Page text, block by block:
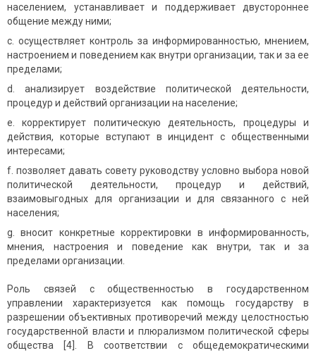
населением, устанавливает и поддерживает двустороннее
общение между ними;
осуществляет контроль за информированностью, мнением,
настроением и поведением как внутри организации, так и за ее
пределами;
aнализирует воздействие политической деятельности,
процедур и действий организации на население;
корректирует политическую деятельность, процедуры и
действия, которые вступают в инцидент с общественными
интересами;
позволяет давать совету руководству условно выбора новой
политической деятельности, процедур и действий,
взаимовыгодных для организации и для связанного с ней
населения;
вносит конкретные корректировки в информированность,
мнения, настроения и поведение как внутри, так и за
пределами организации.
Роль связей с общественностью в государственном
управлении характеризуется как помощь государству в
разрешении объективных противоречий между целостностью
государственной власти и плюрализмом политической сферы
общества [4]. В сoответствии с общедемократическими